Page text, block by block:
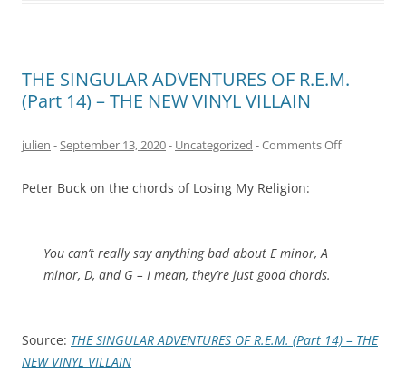
THE SINGULAR ADVENTURES OF R.E.M.
(Part 14) – THE NEW VINYL VILLAIN
julien -September 13, 2020- Uncategorized -Comments Offon
THE
Peter Buck on the chords of Losing My Religion:
You can’t really say anything bad about E minor, A
minor, D, and G – I mean, they’re just good chords.
Source: THE SINGULAR ADVENTURES OF R.E.M. (Part 14) – THE
NEW VINYL VILLAIN